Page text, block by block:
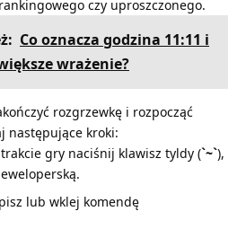
czy uproszczonego.
Co oznacza godzina 11:11 i
wrażenie?
rozgrzewkę i rozpocząć
następujące kroki:
gry naciśnij klawisz tyldy (`~`),
lub wklej komendę